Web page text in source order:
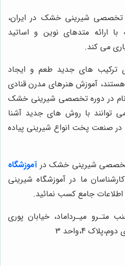
تخصصی شیرینی خشک در ایران،
ارائه متدهای نوین و اساتید
می کند.
ترکیب های جدید طعم و ایجاد
آموزش هنرهای مدرن قنادی
در دوره تخصصی شیرینی خشک
توانند با روش های جدید آشنا
در صنعت پخت انواع شیرینی پیاده
تخصصی شیرینی خشک درآموزشگاه
ما در آموزشگاه شیرینی
جامع کسب نمائید.
متـرو میـرداماد، خیابان پوری
4،واحد 3